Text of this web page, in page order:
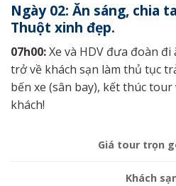
Ngày 02: Ăn sáng, chia
Thuột xinh đẹp.
07h00:Xe và HDV đưa đoàn
trở về khách sạn làm thủ tục
bến xe (sân bay), kết thúc
khách!
Giá tour trọn
Khách